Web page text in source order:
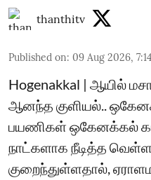
thanthitv
Published on: 09 Aug 2026,
Hogenakkal | ஆயில்
ஆனந்த குளியல்..
பயணிகள் ஒகேனக்கல்
நாட்களாக நீடித்த
குறைந்துள்ளதால்,